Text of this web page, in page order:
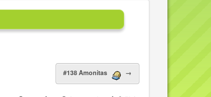
#138 Amonitas →